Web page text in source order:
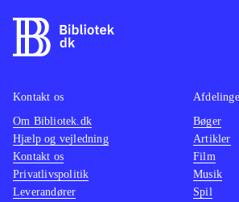
Kontakt os
Om Bibliotek.dk
Hjælp og vejledning
Kontakt os
Privatlivspolitik
Leverandører
Bøger
Artikler
Film
Musik
Spil